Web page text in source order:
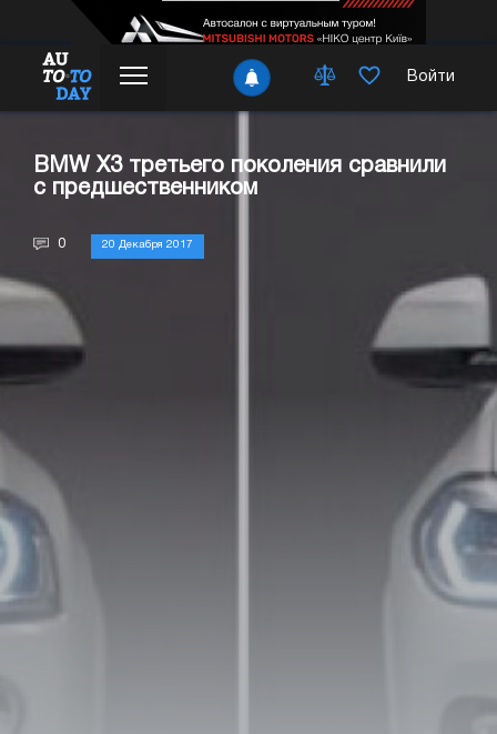
Войти
BMW X3 третьего поколения сравнили
с предшественником
0 20 Декабря 2017